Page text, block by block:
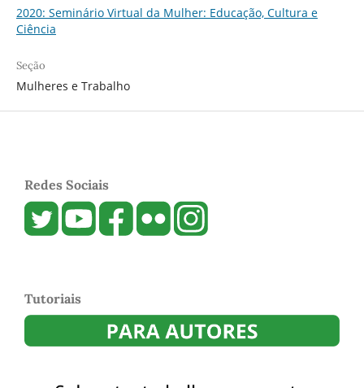
2020: Seminário Virtual da Mulher: Educação, Cultura e
Ciência
Seção
Mulheres e Trabalho
Redes Sociais
Tutoriais